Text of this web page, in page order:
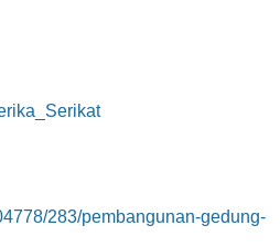
283/pembangunan-gedung-